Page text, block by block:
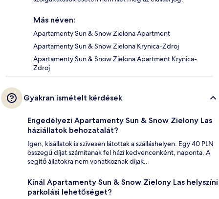
Más néven:
Apartamenty Sun & Snow Zielona Apartment
Apartamenty Sun & Snow Zielona Krynica-Zdroj
Apartamenty Sun & Snow Zielona Apartment Krynica-
Zdroj
Gyakran ismételt kérdések
Engedélyezi Apartamenty Sun & Snow Zielony Las
háziállatok behozatalát?
Igen, kisállatok is szívesen látottak a szálláshelyen. Egy 40 PLN
összegű díjat számítanak fel házi kedvencenként, naponta. A
segítő állatokra nem vonatkoznak díjak..
Kínál Apartamenty Sun & Snow Zielony Las helyszíni
parkolási lehetőséget?